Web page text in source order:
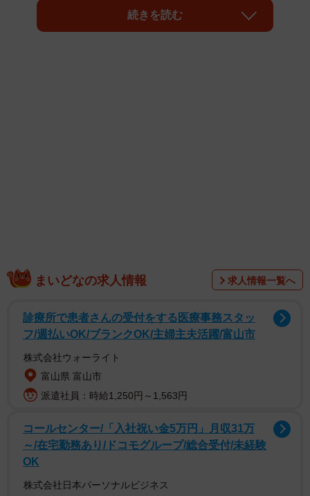
車落ち中古車」と呼ばれています。これらの中古車は「高
年式の人気車種を安く買える」というメリットがあります
試乗車とは、顧客が購入前に公道で試し乗りし、走行性や
乗り心地を体験する車両です。ディーラーなどでは自社で
登録した車両を大よそ半年～1年ほど試乗車として活用しま
す。
中古車」として販売されます。販売時点での走行距離は、
数百キロ～5,000キロ程度の場合が多いです。
▽登録済み未使用車や展示車との違い
続きを読む
まいどなの求人情報 求人情報一覧へ
診療所で患者さんの受付をする医療事務スタッ
フ/週払いOK/ブランクOK/主婦主夫活躍/富山市
株式会社ウォーライト
富山県 富山市
派遣社員：時給1,250円～1,563円
コールセンター/「入社祝い金5万円」月収31万
～/在宅勤務あり/ドコモグループ/総合受付/未経験
OK
株式会社日本パーソナルビジネス